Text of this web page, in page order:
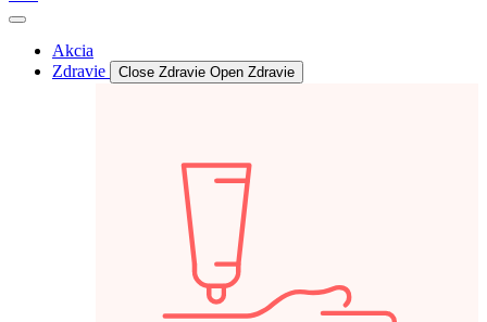
Akcia
Zdravie
Close Zdravie Open Zdravie